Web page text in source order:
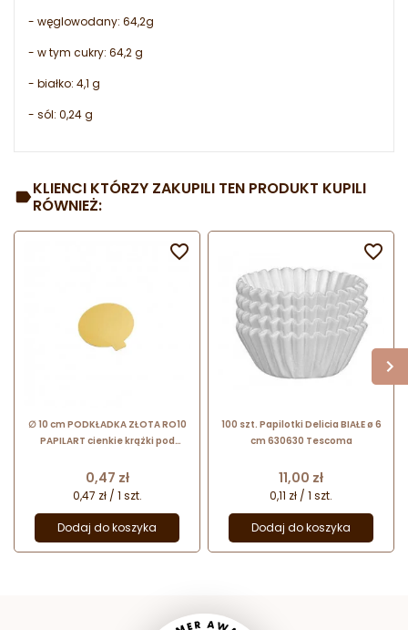
- węglowodany: 64,2g
- w tym cukry: 64,2 g
- białko: 4,1 g
- sól: 0,24 g
KLIENCI KTÓRZY ZAKUPILI TEN PRODUKT KUPILI
RÓWNIEŻ:
∅ 10 cm PODKŁADKA ZŁOTA RO10
PAPILART cienkie krążki pod
Cena
0,47 zł
0,47 zł / 1 szt.
Dodaj do koszyka

100 szt. Papilotki Delicia BIAŁE ø 6
cm 630630 Tescoma
Cena
11,00 zł
0,11 zł / 1 szt.
Dodaj do koszyka
